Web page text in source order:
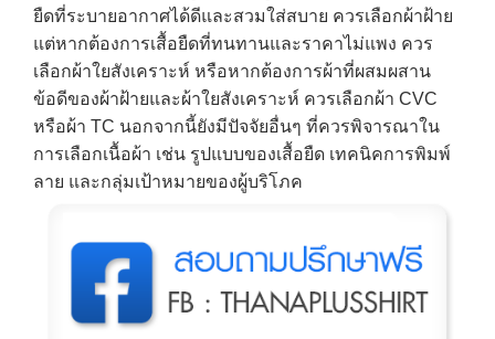
ยืดที่ระบายอากาศได้ดีและสวมใส่สบาย ควรเลือกผ้าฝ้าย
แต่หากต้องการเสื้อยืดที่ทนทานและราคาไม่แพง ควร
เลือกผ้าใยสังเคราะห์ หรือหากต้องการผ้าที่ผสมผสาน
ข้อดีของผ้าฝ้ายและผ้าใยสังเคราะห์ ควรเลือกผ้า CVC
หรือผ้า TC นอกจากนี้ยังมีปัจจัยอื่นๆ ที่ควรพิจารณาใน
การเลือกเนื้อผ้า เช่น รูปแบบของเสื้อยืด เทคนิคการพิมพ์
ลาย และกลุ่มเป้าหมายของผู้บริโภค